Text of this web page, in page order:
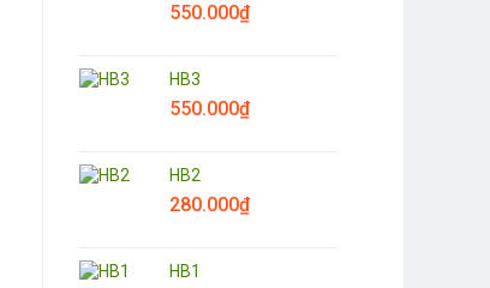
550.000₫
HB3
550.000₫
HB2
280.000₫
HB1